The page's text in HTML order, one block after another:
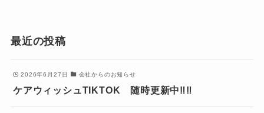
最近の投稿
2026年6月27日 会社からのお知らせ
ケアウィッシュTIKTOK 随時更新中‼‼